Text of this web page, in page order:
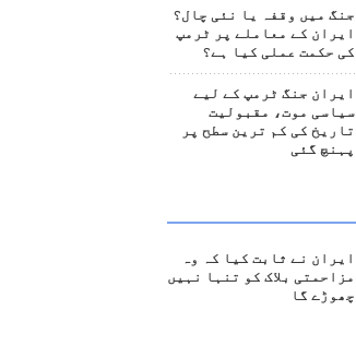
جنگ میں وقفہ یا نئی چال؟
ایران کے معاملے پر ٹرمپ
کی حکمت عملی کیا ہے؟
ایران جنگ ٹرمپ کے لیے
سیاسی موت، مقبولیت
تاریخ کی کم ترین سطح پر
پہنچ گئی
ایران نے ثابت کیا کہ وہ
مزاحمتی بلاک کو تنہا نہیں
چھوڑے گا